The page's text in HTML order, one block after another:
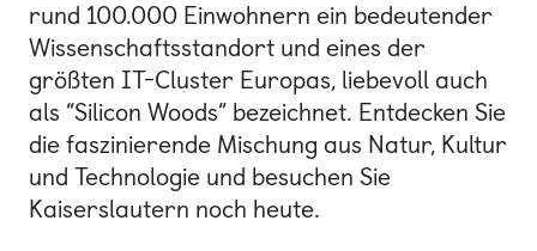
rund 100.000 Einwohnern ein bedeutender
Wissenschaftsstandort und eines der
größten IT-Cluster Europas, liebevoll auch
als “Silicon Woods” bezeichnet. Entdecken Sie
die faszinierende Mischung aus Natur, Kultur
und Technologie und besuchen Sie
Kaiserslautern noch heute.